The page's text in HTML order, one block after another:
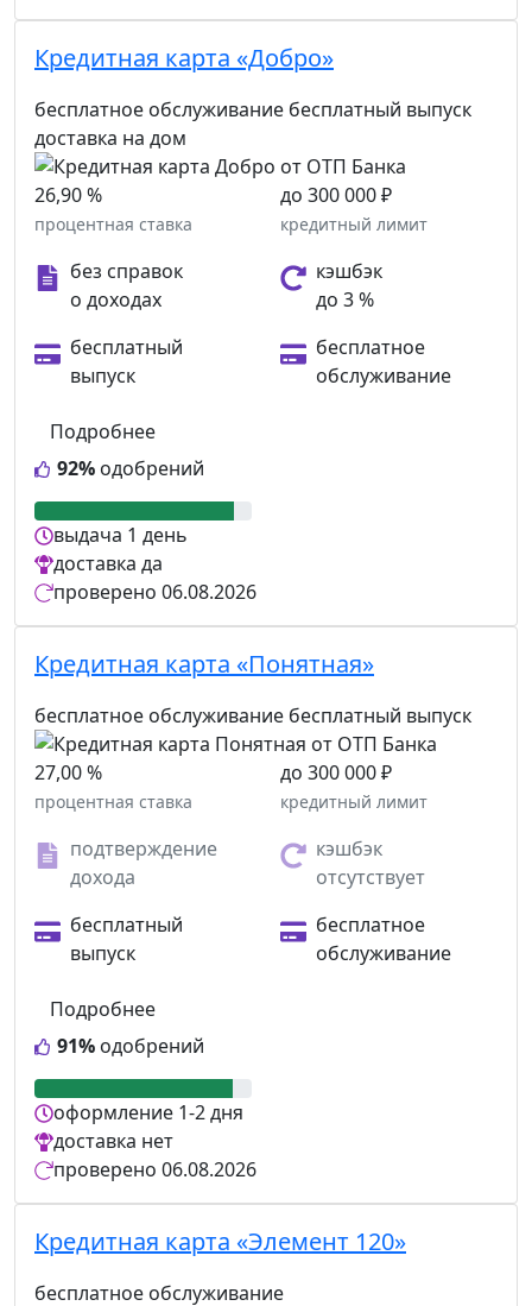
Кредитная карта «Добро»
бесплатное обслуживание бесплатный выпуск
доставка на дом
26,90 %
процентная ставка
до 300 000 ₽
кредитный лимит
без справок
о доходах
кэшбэк
до 3 %
бесплатный
выпуск
бесплатное
обслуживание
92% одобрений
Подробнее
выдача 1 день
доставка да
проверено 06.08.2026
Кредитная карта «Понятная»
бесплатное обслуживание бесплатный выпуск
27,00 %
процентная ставка
до 300 000 ₽
кредитный лимит
подтверждение
дохода
кэшбэк
отсутствует
бесплатный
выпуск
бесплатное
обслуживание
91% одобрений
Подробнее
оформление 1-2 дня
доставка нет
проверено 06.08.2026
Кредитная карта «Элемент 120»
бесплатное обслуживание